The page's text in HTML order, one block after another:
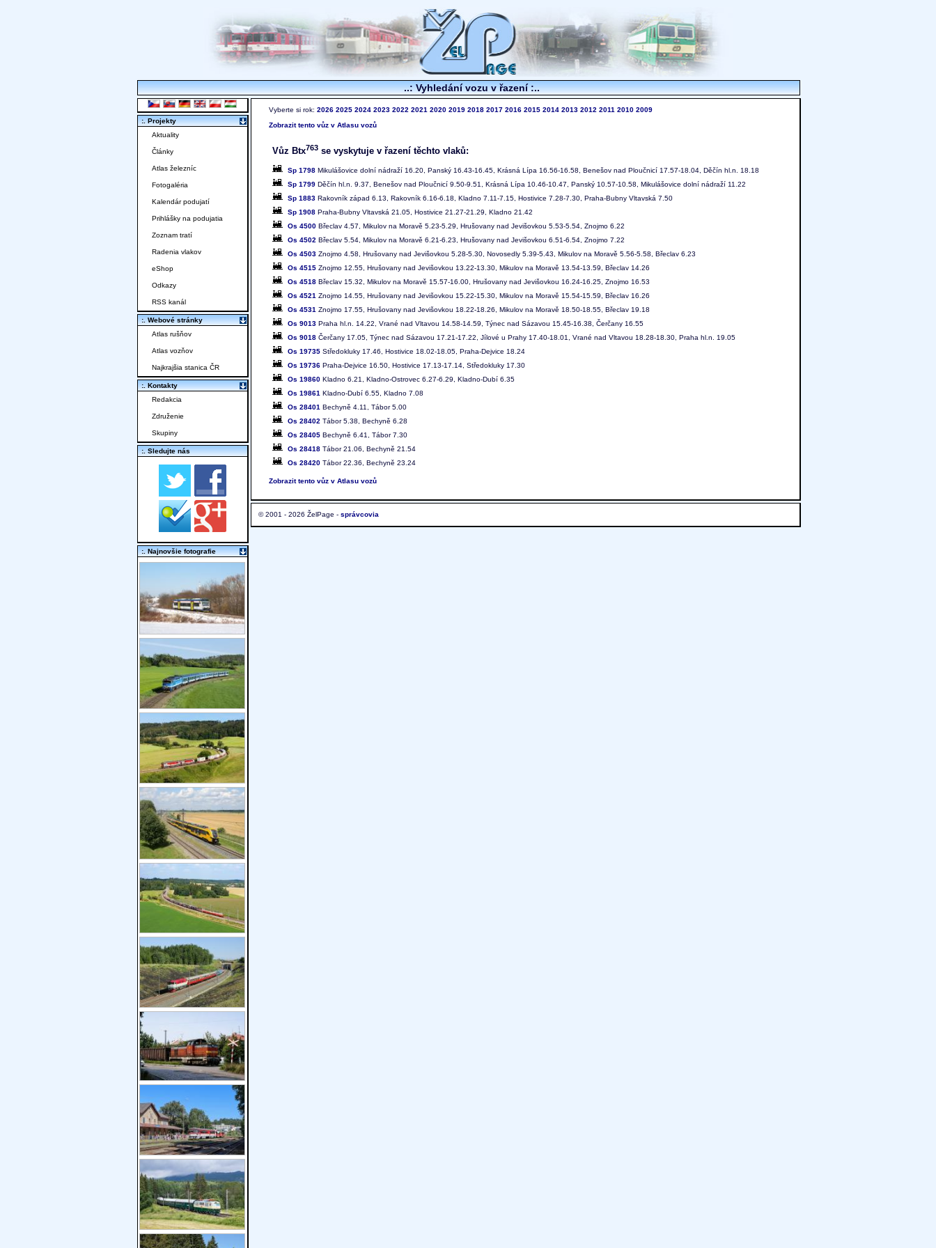
..: Vyhledání vozu v řazení :..
Vyberte si rok: 2026 2025 2024 2023 2022 2021 2020 2019 2018 2017 2016 2015 2014 2013 2012 2011 2010 2009
Zobrazit tento vůz v Atlasu vozů
Vůz Btx763 se vyskytuje v řazení těchto vlaků:
Sp 1798 Mikulášovice dolní nádraží 16.20, Panský 16.43-16.45, Krásná Lípa 16.56-16.58, Benešov nad Ploučnicí 17.57-18.04, Děčín hl.n. 18.18
Sp 1799 Děčín hl.n. 9.37, Benešov nad Ploučnicí 9.50-9.51, Krásná Lípa 10.46-10.47, Panský 10.57-10.58, Mikulášovice dolní nádraží 11.22
Sp 1883 Rakovník západ 6.13, Rakovník 6.16-6.18, Kladno 7.11-7.15, Hostivice 7.28-7.30, Praha-Bubny Vltavská 7.50
Sp 1908 Praha-Bubny Vltavská 21.05, Hostivice 21.27-21.29, Kladno 21.42
Os 4500 Břeclav 4.57, Mikulov na Moravě 5.23-5.29, Hrušovany nad Jevišovkou 5.53-5.54, Znojmo 6.22
Os 4502 Břeclav 5.54, Mikulov na Moravě 6.21-6.23, Hrušovany nad Jevišovkou 6.51-6.54, Znojmo 7.22
Os 4503 Znojmo 4.58, Hrušovany nad Jevišovkou 5.28-5.30, Novosedly 5.39-5.43, Mikulov na Moravě 5.56-5.58, Břeclav 6.23
Os 4515 Znojmo 12.55, Hrušovany nad Jevišovkou 13.22-13.30, Mikulov na Moravě 13.54-13.59, Břeclav 14.26
Os 4518 Břeclav 15.32, Mikulov na Moravě 15.57-16.00, Hrušovany nad Jevišovkou 16.24-16.25, Znojmo 16.53
Os 4521 Znojmo 14.55, Hrušovany nad Jevišovkou 15.22-15.30, Mikulov na Moravě 15.54-15.59, Břeclav 16.26
Os 4531 Znojmo 17.55, Hrušovany nad Jevišovkou 18.22-18.26, Mikulov na Moravě 18.50-18.55, Břeclav 19.18
Os 9013 Praha hl.n. 14.22, Vrané nad Vltavou 14.58-14.59, Týnec nad Sázavou 15.45-16.38, Čerčany 16.55
Os 9018 Čerčany 17.05, Týnec nad Sázavou 17.21-17.22, Jílové u Prahy 17.40-18.01, Vrané nad Vltavou 18.28-18.30, Praha hl.n. 19.05
Os 19735 Středokluky 17.46, Hostivice 18.02-18.05, Praha-Dejvice 18.24
Os 19736 Praha-Dejvice 16.50, Hostivice 17.13-17.14, Středokluky 17.30
Os 19860 Kladno 6.21, Kladno-Ostrovec 6.27-6.29, Kladno-Dubí 6.35
Os 19861 Kladno-Dubí 6.55, Kladno 7.08
Os 28401 Bechyně 4.11, Tábor 5.00
Os 28402 Tábor 5.38, Bechyně 6.28
Os 28405 Bechyně 6.41, Tábor 7.30
Os 28418 Tábor 21.06, Bechyně 21.54
Os 28420 Tábor 22.36, Bechyně 23.24
Zobrazit tento vůz v Atlasu vozů
© 2001 - 2026 ŽelPage - správcovia
:. Projekty
Aktuality
Články
Atlas železníc
Fotogaléria
Kalendár podujatí
Prihlášky na podujatia
Zoznam tratí
Radenia vlakov
eShop
Odkazy
RSS kanál
:. Webové stránky
Atlas rušňov
Atlas vozňov
Najkrajšia stanica ČR
:. Kontakty
Redakcia
Združenie
Skupiny
:. Sledujte nás
:. Najnovšie fotografie